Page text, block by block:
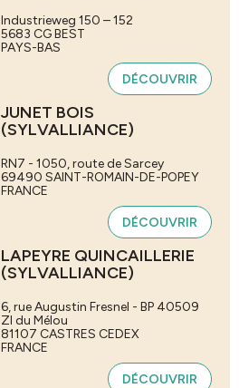
Industrieweg 150 – 152
5683 CGBEST
PAYS-BAS
DÉCOUVRIR
JUNET BOIS
(SYLVALLIANCE)
RN7 - 1050, route de Sarcey
69490 SAINT-ROMAIN-DE-POPEY
FRANCE
DÉCOUVRIR
LAPEYRE QUINCAILLERIE
(SYLVALLIANCE)
6, rue Augustin Fresnel - BP 40509
ZI du Mélou
81107 CASTRES CEDEX
FRANCE
DÉCOUVRIR